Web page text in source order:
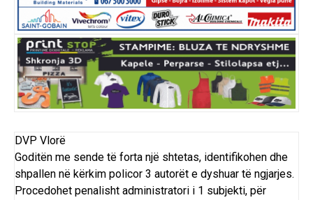
DVP Vlorë
Goditën me sende të forta një shtetas, identifikohen dhe
shpallen në kërkim policor 3 autorët e dyshuar të ngjarjes.
Procedohet penalisht administratori i 1 subjekti, për